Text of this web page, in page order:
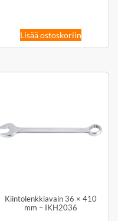
Lisää ostoskoriin
Kiintolenkkiavain 36 × 410
mm – IKH2036